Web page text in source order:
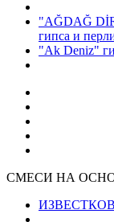
"AĞDAĞ
гипса и
"Ak Deniz"
СМЕСИ НА